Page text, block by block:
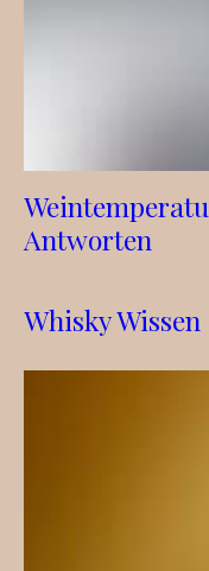
Antworten
Whisky Wissen